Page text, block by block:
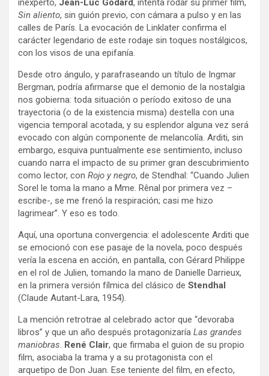
Sin aliento, sin guión previo, con cámara a pulso y en las
calles de París. La evocación de Linklater confirma el
carácter legendario de este rodaje sin toques nostálgicos,
con los visos de una epifanía.
Desde otro ángulo, y parafraseando un título de Ingmar
Bergman, podría afirmarse que el demonio de la nostalgia
nos gobierna: toda situación o período exitoso de una
trayectoria (o de la existencia misma) destella con una
vigencia temporal acotada, y su esplendor alguna vez será
evocado con algún componente de melancolía. Arditi, sin
embargo, esquiva puntualmente ese sentimiento, incluso
cuando narra el impacto de su primer gran descubrimiento
como lector, con Rojo y negro, de Stendhal: “Cuando Julien
Sorel le toma la mano a Mme. Rênal por primera vez –
escribe-, se me frenó la respiración; casi me hizo
lagrimear”. Y eso es todo.
Aquí, una oportuna convergencia: el adolescente Arditi que
se emocionó con ese pasaje de la novela, poco después
vería la escena en acción, en pantalla, con Gérard Philippe
en el rol de Julien, tomando la mano de Danielle Darrieux,
en la primera versión fílmica del clásico de Stendhal
(Claude Autant-Lara, 1954).
La mención retrotrae al celebrado actor que “devoraba
libros” y que un año después protagonizaría Las grandes
maniobras René Clair, que firmaba el guion de su propio
film, asociaba la trama y a su protagonista con el
arquetipo de Don Juan. Ese teniente del film, en efecto,